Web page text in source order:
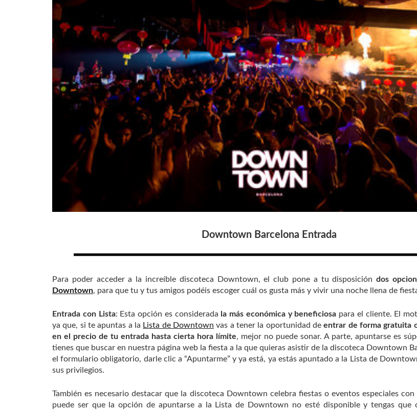
Downtown Barcelona Entrada
Para poder acceder a la increíble discoteca Downtown, el club pone a tu disposicióndos
Downtown, para que tu y tus amigos podéis escoger cuál os gusta más y vivir una noche llena de
Entrada con Lista: Esta opción es considerada la más económica y beneficiosa para el cliente. El
ya que, si te apuntas a la Lista de Downtown vas a tener la oportunidad deentrar de forma gratuita
en el precio de tu entrada hasta cierta hora límite, mejor no puede sonar. A parte, apuntarse es
tienes que buscar en nuestra página web la fiesta a la que quieras asistir de la discoteca Downtown
el formulario obligatorio, darle clic a “Apuntarme” y ya está, ya estás apuntado a la Lista de
sus privilegios.
También es necesario destacar que la discoteca Downtown celebra fiestas o eventos especiales
puede ser que la opción de apuntarse a la Lista de Downtown no esté disponible y tengas que